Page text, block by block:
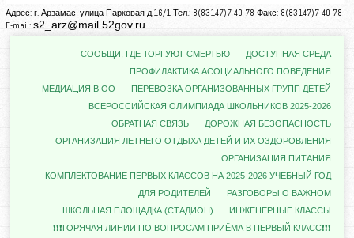
Адрес: г. Арзамас, улица Парковая д.16/1 Тел.: 8(83147)7-40-78 Факс: 8(83147)7-40-78
E-mail:s2_arz@mail.52gov.ru
ДОСТУПНАЯ СРЕДА
СООБЩИ, ГДЕ ТОРГУЮТ СМЕРТЬЮ
ПРОФИЛАКТИКА АСОЦИАЛЬНОГО ПОВЕДЕНИЯ
ПЕРЕВОЗКА ОРГАНИЗОВАННЫХ ГРУПП ДЕТЕЙ
МЕДИАЦИЯ В ОО
ВСЕРОССИЙСКАЯ ОЛИМПИАДА ШКОЛЬНИКОВ 2025-2026
ДОРОЖНАЯ БЕЗОПАСНОСТЬ
ОБРАТНАЯ СВЯЗЬ
ОРГАНИЗАЦИЯ ЛЕТНЕГО ОТДЫХА ДЕТЕЙ И ИХ ОЗДОРОВЛЕНИЯ
ОРГАНИЗАЦИЯ ПИТАНИЯ
КОМПЛЕКТОВАНИЕ ПЕРВЫХ КЛАССОВ НА 2025-2026 УЧЕБНЫЙ ГОД
РАЗГОВОРЫ О ВАЖНОМ
ДЛЯ РОДИТЕЛЕЙ
ИНЖЕНЕРНЫЕ КЛАССЫ
ШКОЛЬНАЯ ПЛОЩАДКА (СТАДИОН)
❗❗❗ГОРЯЧАЯ ЛИНИИ ПО ВОПРОСАМ ПРИЁМА В ПЕРВЫЙ КЛАСС❗❗❗